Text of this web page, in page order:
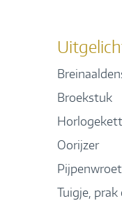
Broekstuk
Oorijzer
Tuigje,